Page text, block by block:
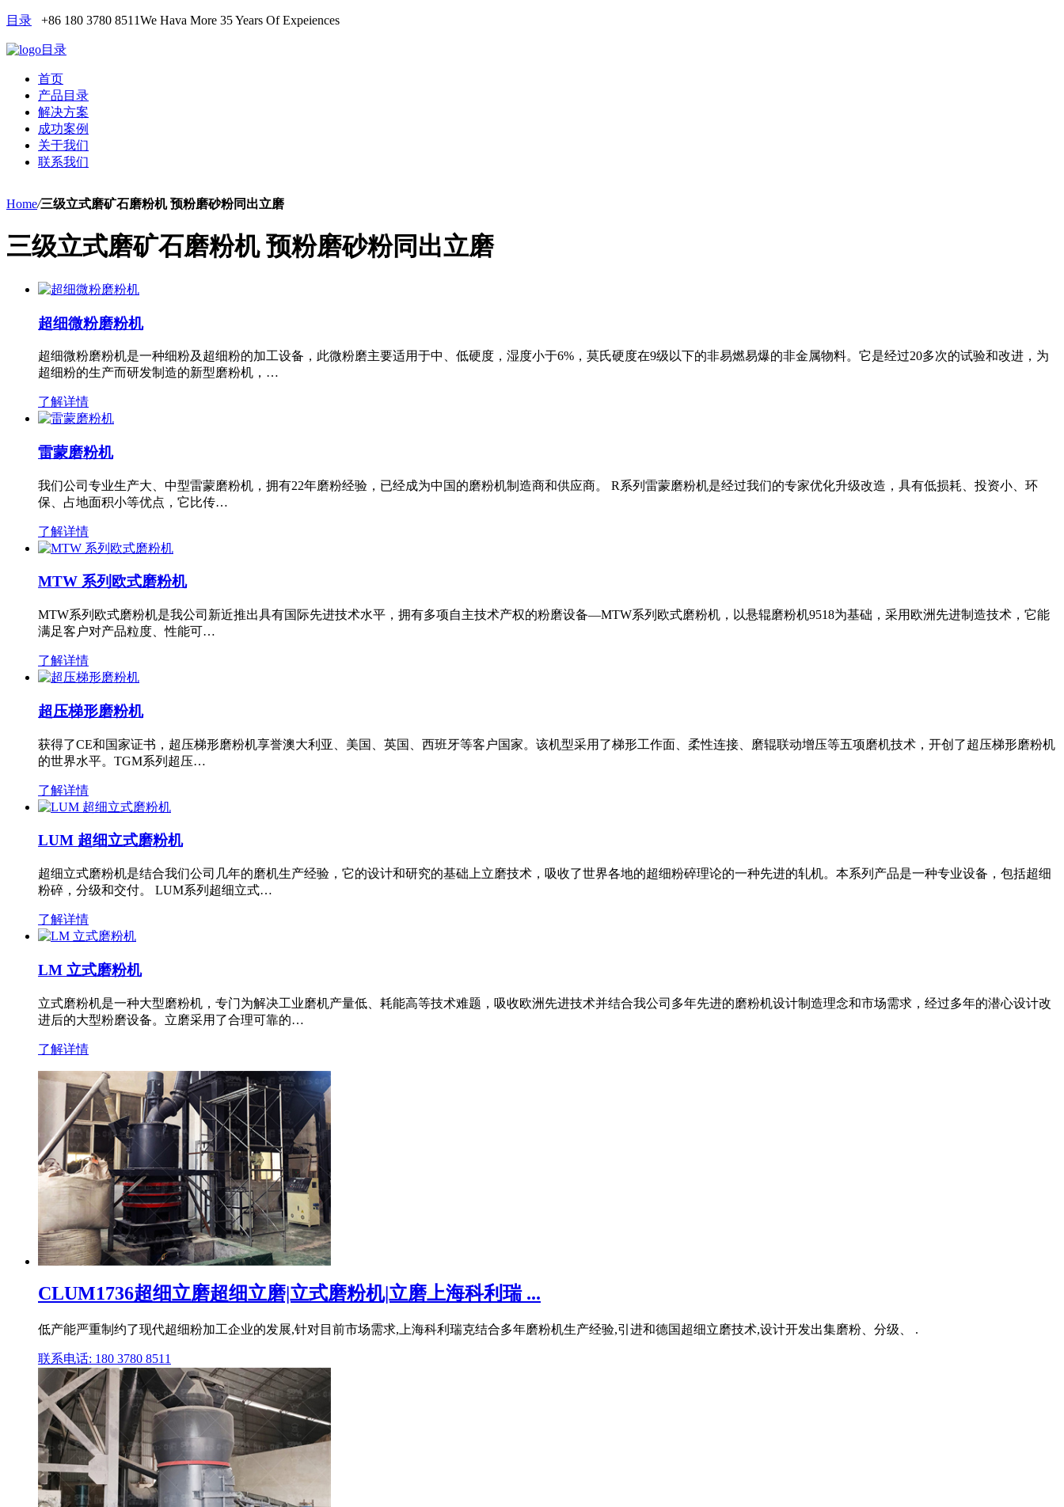
目录 +86 180 3780 8511We Hava More 35 Years Of Expeiences
目录
首页
产品目录
解决方案
成功案例
关于我们
联系我们
Home/三级立式磨矿石磨粉机 预粉磨砂粉同出立磨
三级立式磨矿石磨粉机 预粉磨砂粉同出立磨
超细微粉磨粉机
超细微粉磨粉机是一种细粉及超细粉的加工设备，此微粉磨主要适用于中、低硬度，湿度小于6%，莫氏硬度在9级以下的非易燃易爆的非金属物料。它是经过20多次的试验和改进，为
超细粉的生产而研发制造的新型磨粉机，…
了解详情
雷蒙磨粉机
我们公司专业生产大、中型雷蒙磨粉机，拥有22年磨粉经验，已经成为中国的磨粉机制造商和供应商。 R系列雷蒙磨粉机是经过我们的专家优化升级改造，具有低损耗、投资小、环
保、占地面积小等优点，它比传…
了解详情
MTW 系列欧式磨粉机
MTW系列欧式磨粉机是我公司新近推出具有国际先进技术水平，拥有多项自主技术产权的粉磨设备—MTW系列欧式磨粉机，以悬辊磨粉机9518为基础，采用欧洲先进制造技术，它能
满足客户对产品粒度、性能可…
了解详情
超压梯形磨粉机
获得了CE和国家证书，超压梯形磨粉机享誉澳大利亚、美国、英国、西班牙等客户国家。该机型采用了梯形工作面、柔性连接、磨辊联动增压等五项磨机技术，开创了超压梯形磨粉机
的世界水平。TGM系列超压…
了解详情
LUM 超细立式磨粉机
超细立式磨粉机是结合我们公司几年的磨机生产经验，它的设计和研究的基础上立磨技术，吸收了世界各地的超细粉碎理论的一种先进的轧机。本系列产品是一种专业设备，包括超细
粉碎，分级和交付。 LUM系列超细立式…
了解详情
LM 立式磨粉机
立式磨粉机是一种大型磨粉机，专门为解决工业磨机产量低、耗能高等技术难题，吸收欧洲先进技术并结合我公司多年先进的磨粉机设计制造理念和市场需求，经过多年的潜心设计改
进后的大型粉磨设备。立磨采用了合理可靠的…
了解详情
CLUM1736超细立磨超细立磨|立式磨粉机|立磨上海科利瑞 ...
低产能严重制约了现代超细粉加工企业的发展,针对目前市场需求,上海科利瑞克结合多年磨粉机生产经验,引进和德国超细立磨技术,设计开发出集磨粉、分级、 .
联系电话: 180 3780 8511